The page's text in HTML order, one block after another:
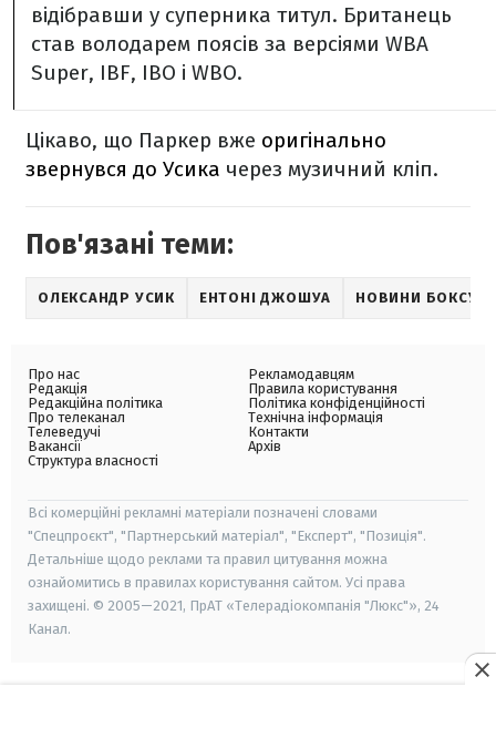
відібравши у суперника титул. Британець
став володарем поясів за версіями WBA
Super, IBF, IBO і WBO.
Цікаво, що Паркер вже оригінально
звернувся до Усика через музичний кліп.
Пов'язані теми:
ОЛЕКСАНДР УСИК ЕНТОНІ ДЖОШУА НОВИНИ БОКСУ
Про нас
Редакція
Редакційна політика
Про телеканал
Телеведучі
Вакансії
Структура власності
Рекламодавцям
Правила користування
Політика конфіденційності
Технічна інформація
Контакти
Архів
Всі комерційні рекламні матеріали позначені словами
"Спецпроєкт", "Партнерський матеріал", "Експерт", "Позиція".
Детальніше щодо реклами та правил цитування можна
ознайомитись в правилах користування сайтом. Усі права
захищені. © 2005—2021, ПрАТ «Телерадіокомпанія "Люкс"», 24
Канал.